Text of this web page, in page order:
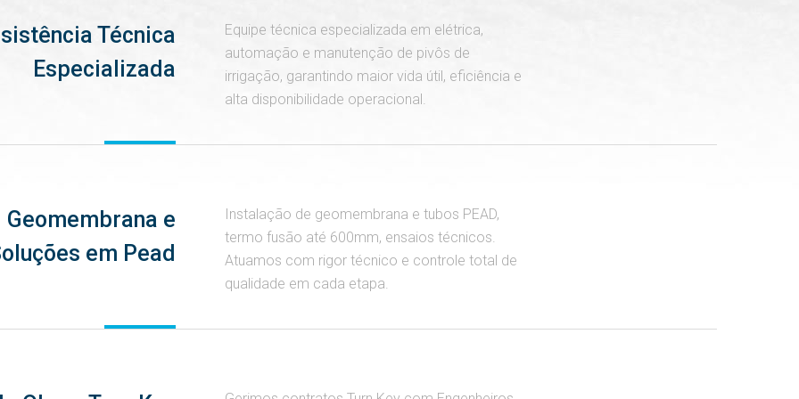
Técnica
Especializada
Equipe técnica especializada em elétrica,
automação e manutenção de pivôs de
irrigação, garantindo maior vida útil, eficiência e
alta disponibilidade operacional.
Geomembrana e
em Pead
Instalação de geomembrana e tubos PEAD,
termo fusão até 600mm, ensaios técnicos.
Atuamos com rigor técnico e controle total de
qualidade em cada etapa.